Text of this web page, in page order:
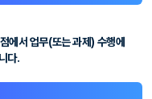
에서 업무(또는 과제) 수행에
다.